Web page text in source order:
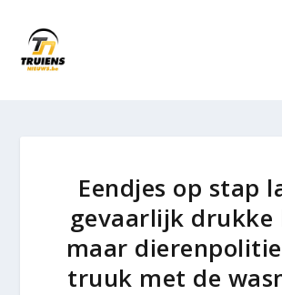
Eendjes op stap
gevaarlijk drukke
maar
truuk met de